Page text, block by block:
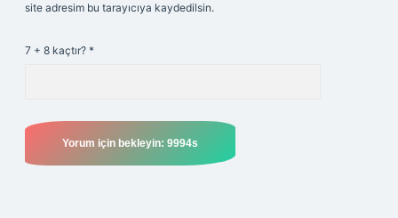
site adresim bu tarayıcıya kaydedilsin.
7 + 8 kaçtır? *